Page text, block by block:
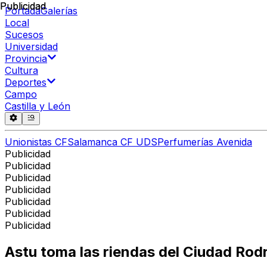
PortadaGalerías
Local
Sucesos
Universidad
Provincia
Cultura
Deportes
Campo
Castilla y León
Unionistas CFSalamanca CF UDSPerfumerías Avenida
Publicidad
Publicidad
Publicidad
Publicidad
Publicidad
Publicidad
Publicidad
Publicidad
Astu toma las riendas del Ciudad
Publicidad